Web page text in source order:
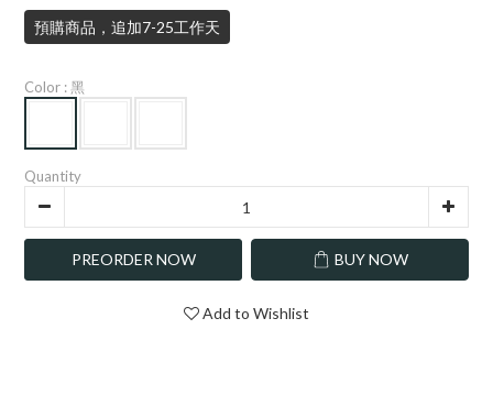
預購商品，追加7-25工作天
Color : 黑
Quantity
PREORDER NOW BUY NOW
Add to Wishlist